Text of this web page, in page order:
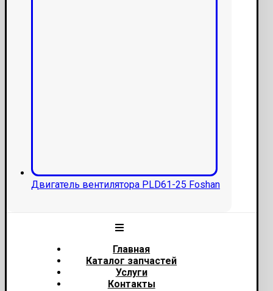
Двигатель вентилятора PLD61-25 Foshan
Главная
Каталог запчастей
Услуги
Контакты